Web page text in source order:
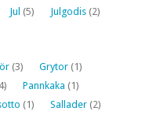
Jul (5) Julgodis (2)
(3) Grytor (1)
Pannkaka (1)
(1) Sallader (2)